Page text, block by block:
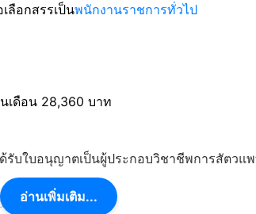
ลือกสรรเป็นพนักงานราชการทั่วไป
เดือน 28,360 บาท
บใบอนุญาตเป็นผู้ประกอบวิชาชีพการสัตวแ
Office
อ่านเพิ่มเติม...